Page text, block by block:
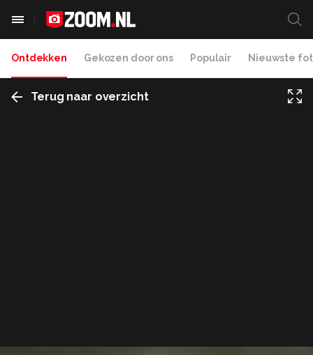
Ontdekken Gekozen door ons Populair Nieuwste
Terug naar overzicht